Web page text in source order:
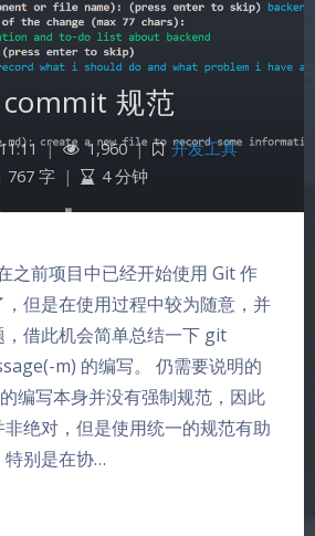
规范
| 1,960 |
开发工具
767 字 | 4 分钟
之前项目中已经开始使用 Git 作
但是在使用过程中较为随意，并
借此机会简单总结一下 git
m) 的编写。 仍需要说明的
编写本身并没有强制规范，因此
绝对，但是使用统一的规范有助
特别是在协…